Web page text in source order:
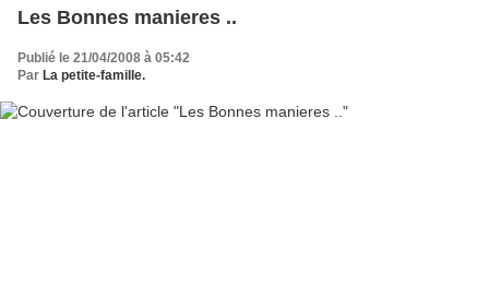
Les Bonnes manieres ..
Publié le 21/04/2008 à 05:42
Par La petite-famille.